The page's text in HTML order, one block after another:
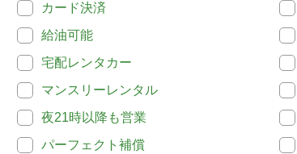
カード決済
給油可能
宅配レンタカー
マンスリーレンタル
夜21時以降も営業
パーフェクト補償